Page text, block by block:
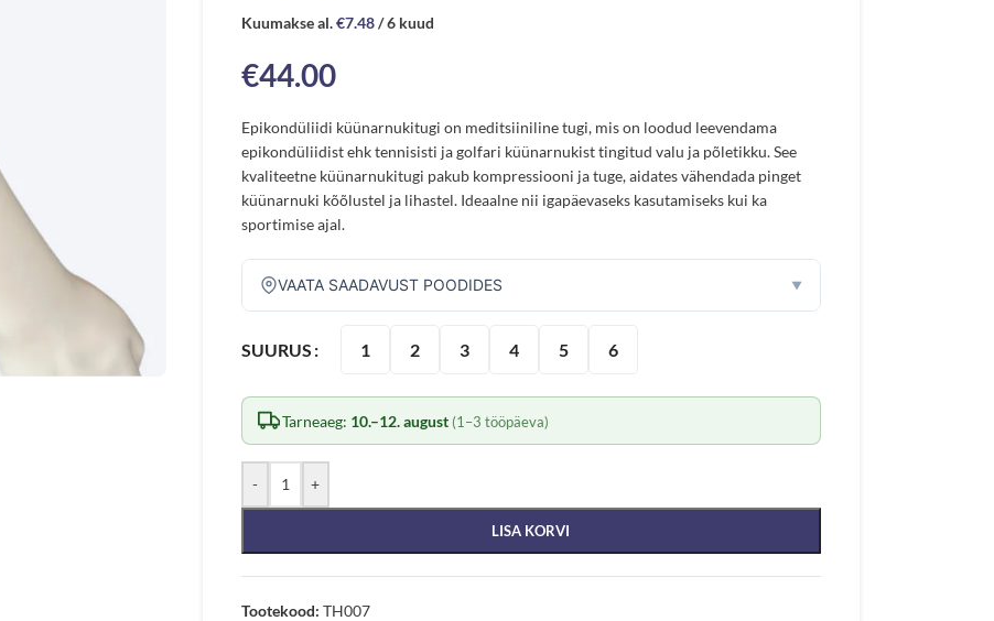
Kuumakse al.€7.48/ 6 kuud
€44.00
Epikondüliidi küünarnukitugi on meditsiiniline tugi, mis on loodud leevendama
epikondüliidist ehk tennisisti ja golfari küünarnukist tingitud valu ja põletikku. See
kvaliteetne küünarnukitugi pakub kompressiooni ja tuge, aidates vähendada pinget
küünarnuki kõõlustel ja lihastel. Ideaalne nii igapäevaseks kasutamiseks kui ka
sportimise ajal.
VAATA SAADAVUST POODIDES ▼
SUURUS 1 2 3 4 5 6
Tarneaeg: 10.–12. august (1–3 tööpäeva)
- +
LISA KORVI
Tootekood: TH007